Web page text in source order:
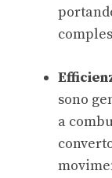
sono
a